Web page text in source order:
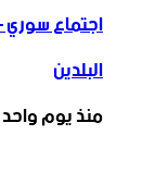
اجتماع سوري
البلدين
منذ يوم واحد